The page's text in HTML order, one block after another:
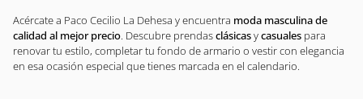
Acércate a Paco Cecilio La Dehesa y encuentra moda masculina de
calidad al mejor precio . Descubre prendasclásicasycasuales para
renovar tu estilo, completar tu fondo de armario o vestir con elegancia
en esa ocasión especial que tienes marcada en el calendario.